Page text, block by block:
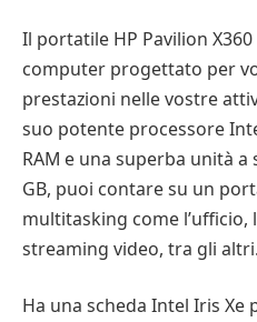
Il portatile HP Pavilion
computer progettato per
prestazioni nelle vostre
suo potente processore
RAM e una superba unità a
GB, puoi contare su un
multitasking come l’ufficio,
streaming video, tra gli altri.
Ha una scheda Intel Iris Xe